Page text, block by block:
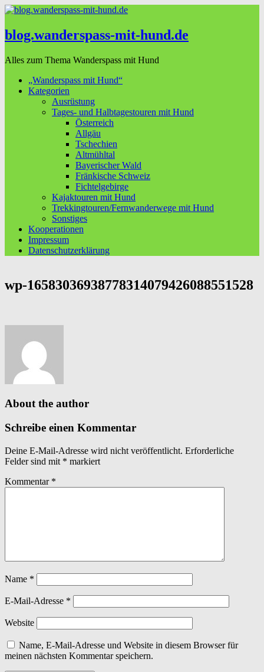
blog.wanderspass-mit-hund.de
Alles zum Thema Wanderspass mit Hund
„Wanderspass mit Hund“
Kategorien
Ausrüstung
Tages- und Halbtagestouren mit Hund
Österreich
Allgäu
Tschechien
Altmühltal
Bayerischer Wald
Fränkische Schweiz
Fichtelgebirge
Kajaktouren mit Hund
Trekkingtouren/Fernwanderwege mit Hund
Sonstiges
Kooperationen
Impressum
Datenschutzerklärung
wp-16583036938778314079426088551528
About the author
Schreibe einen Kommentar
Deine E-Mail-Adresse wird nicht veröffentlicht. Erforderliche
Felder sind mit * markiert
Kommentar *
Name *
E-Mail-Adresse *
Website
Name, E-Mail-Adresse und Website in diesem Browser für
meinen nächsten Kommentar speichern.